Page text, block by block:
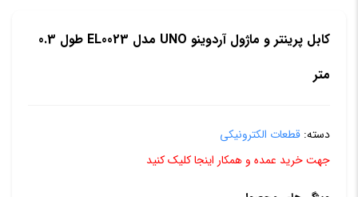
کابل پرینتر و ماژول آردوینو UNO مدل EL0023 طول 0.3
متر
دسته: قطعات الکترونیکی
جهت خرید عمده و همکار اینجا کلیک کنید